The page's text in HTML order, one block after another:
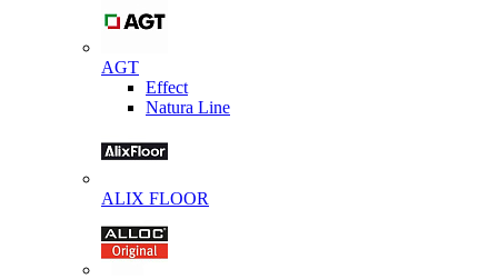
AGT
Effect
Natura Line
ALIX FLOOR